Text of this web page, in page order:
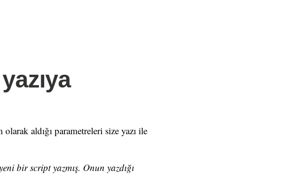
aldığı parametreleri size yazı ile
bir script yazmış. Onun yazdığı